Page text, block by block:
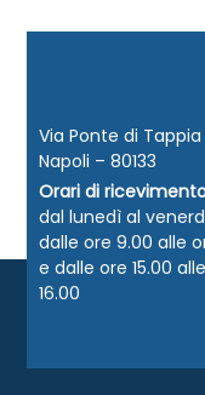
Via Ponte di Tappia
Napoli – 80133
Orari di
dal lunedì al
dalle ore 9.00 alle
e dalle ore 15.00
16.00